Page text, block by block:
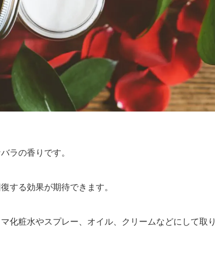
バラの香りです。
する効果が期待できます。
化粧水やスプレー、オイル、クリームなどにして取り